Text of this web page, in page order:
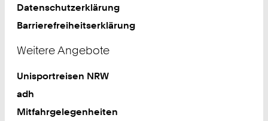
Datenschutzerklärung
Barrierefreiheitserklärung
Weitere Angebote
Unisportreisen NRW
adh
Mitfahrgelegenheiten